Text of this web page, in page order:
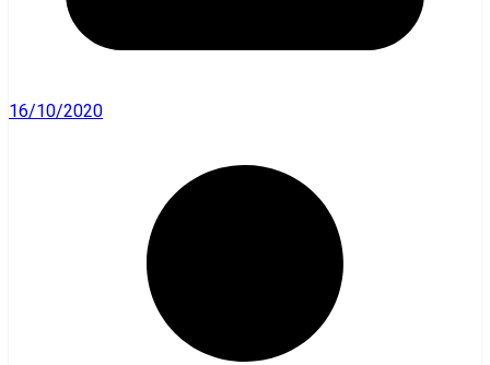
16/10/2020